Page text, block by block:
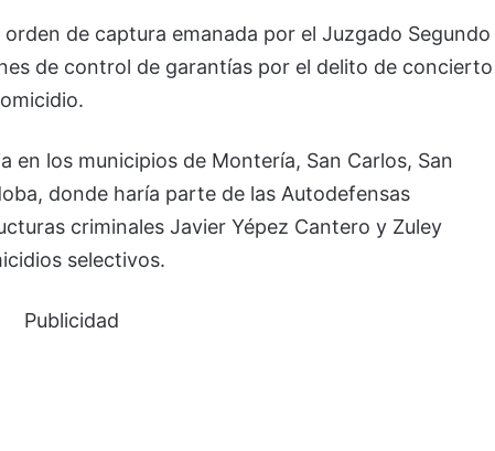
de captura emanada por el Juzgado Segundo
de control de garantías por el delito de concierto
en los municipios de Montería, San Carlos, San
donde haría parte de las Autodefensas
criminales Javier Yépez Cantero y Zuley
selectivos.
Publicidad